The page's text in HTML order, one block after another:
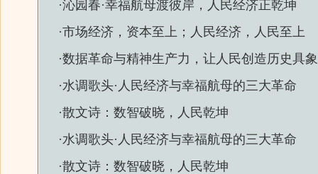
·沁园春·幸福航母渡彼岸，人民经济正乾坤
·市场经济，资本至上；人民经济，人民至上
·数据革命与精神生产力，让人民创造历史具
·水调歌头·人民经济与幸福航母的三大革命
·散文诗：数智破晓，人民乾坤
·水调歌头·人民经济与幸福航母的三大革命
·散文诗：数智破晓，人民乾坤